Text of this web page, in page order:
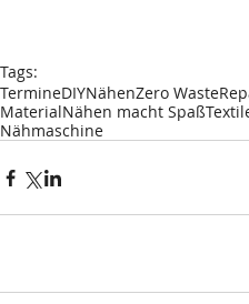
Tags:
TermineDIYNähenZero Waste
MaterialNähen macht Spaß
Nähmaschine